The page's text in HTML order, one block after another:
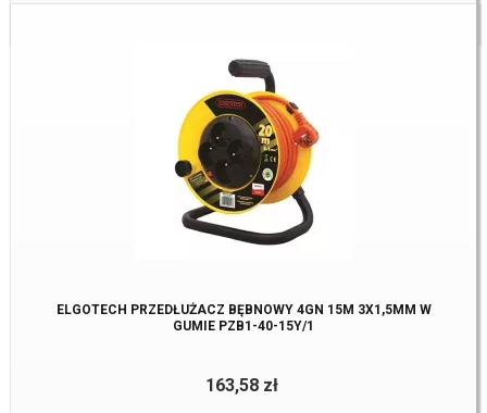
Dostępne:1 szt
ELGOTECH PRZEDŁUŻACZ BĘBNOWY 4GN 15M 3X1,5MM W
GUMIE PZB1-40-15Y/1
163,58 zł